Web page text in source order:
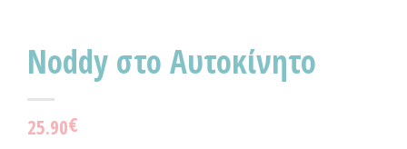
Noddy στο Αυτοκίνητο
25.90€